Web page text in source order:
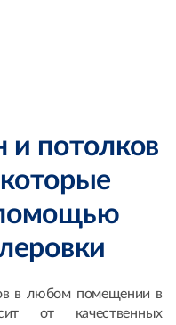
и потолков
в любом помещении в
от качественных